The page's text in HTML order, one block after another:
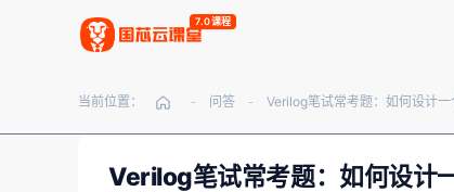
7.0课程
当前位置： - 问答 -
Verilog笔试常考题：如何设计